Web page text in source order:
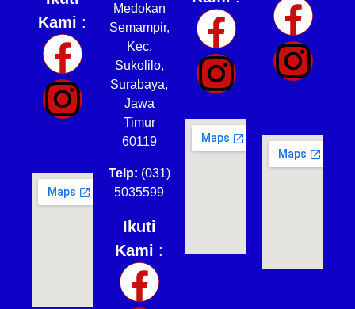
Kami :
Medokan
Semampir,
Kec.
Sukolilo,
Surabaya,
Jawa
Timur
60119
Telp: (031)
5035599
Ikuti
Kami :